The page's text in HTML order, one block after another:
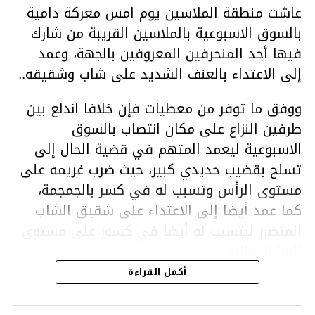
عاشت منطقة الملاسين يوم امس معركة دامية
بالسوق الاسبوعية بالملاسين القريبة من شارك
فيها أحد المنحرفين المعروفين بالجهة، وعمد
إلى الاعتداء بالعنف الشديد على شاب وشقيقه..
ووفق ما توفر من معطيات فإن خلافا اندلع بين
طرفين النزاع على مكان انتصاب بالسوق
الاسبوعية ليعمد المتهم في قضية الحال إلى
تسلح بقضيب حديدي كبير، حيث ضرب غريمه على
مستوى الرأس وتسبب له في كسر بالجمجمة،
كما عمد أيضا إلى الاعتداء على شقيق الشاب
المتضرر ليتسبب له أيضا في كسور على مستوى
هذا وقد تمكن أعوان مركز الأمن الوطني بحي
هلال في توقيت قياسي من محاصرة المشتبه به
أكمل القراءة